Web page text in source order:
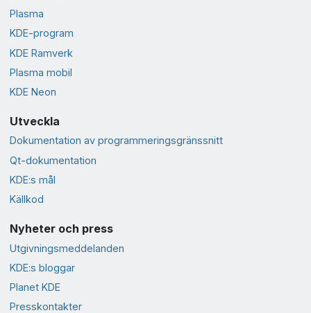
Plasma
KDE-program
KDE Ramverk
Plasma mobil
KDE Neon
Utveckla
Dokumentation av programmeringsgränssnitt
Qt-dokumentation
KDE:s mål
Källkod
Nyheter och press
Utgivningsmeddelanden
KDE:s bloggar
Planet KDE
Presskontakter